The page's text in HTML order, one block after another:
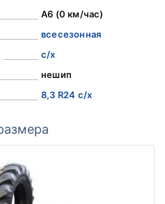
A6 (0 км/час)
всесезонная
с/х
нешип
8,3 R24 с/х